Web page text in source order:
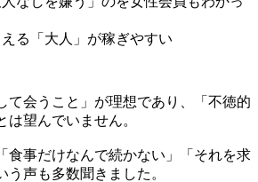
る「大人」が稼ぎやすい
て会うこと」が理想であり、「不徳的
は望んでいません。
「食事だけなんで続かない」「それを求
声も多数聞きました。